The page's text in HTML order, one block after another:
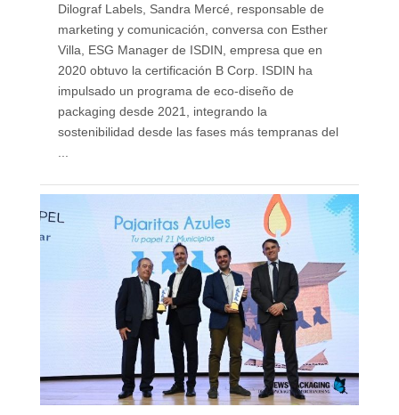
Dilograf Labels, Sandra Mercé, responsable de
marketing y comunicación, conversa con Esther
Villa, ESG Manager de ISDIN, empresa que en
2020 obtuvo la certificación B Corp. ISDIN ha
impulsado un programa de eco-diseño de
packaging desde 2021, integrando la
sostenibilidad desde las fases más tempranas del